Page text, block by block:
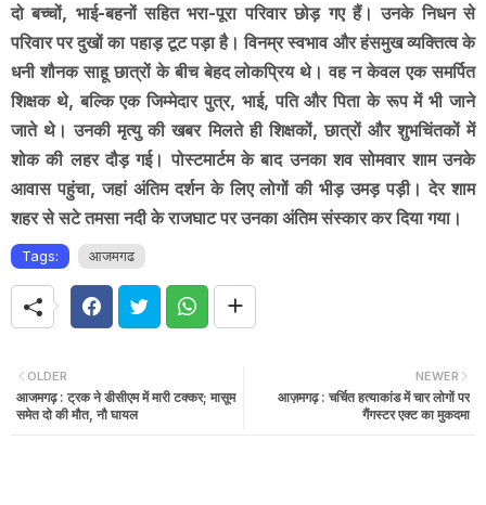
दो बच्चों, भाई-बहनों सहित भरा-पूरा परिवार छोड़ गए हैं। उनके निधन से
परिवार पर दुखों का पहाड़ टूट पड़ा है। विनम्र स्वभाव और हंसमुख व्यक्तित्व के
धनी शौनक साहू छात्रों के बीच बेहद लोकप्रिय थे। वह न केवल एक समर्पित
शिक्षक थे, बल्कि एक जिम्मेदार पुत्र, भाई, पति और पिता के रूप में भी जाने
जाते थे। उनकी मृत्यु की खबर मिलते ही शिक्षकों, छात्रों और शुभचिंतकों में
शोक की लहर दौड़ गई। पोस्टमार्टम के बाद उनका शव सोमवार शाम उनके
आवास पहुंचा, जहां अंतिम दर्शन के लिए लोगों की भीड़ उमड़ पड़ी। देर शाम
शहर से सटे तमसा नदी के राजघाट पर उनका अंतिम संस्कार कर दिया गया।
Tags: आजमगढ
NEWER
आज़मगढ़ : चर्चित हत्याकांड में चार लोगों पर
गैंगस्टर एक्ट का मुकदमा
OLDER
आजमगढ़ : ट्रक ने डीसीएम में मारी टक्कर; मासूम
समेत दो की मौत, नौ घायल